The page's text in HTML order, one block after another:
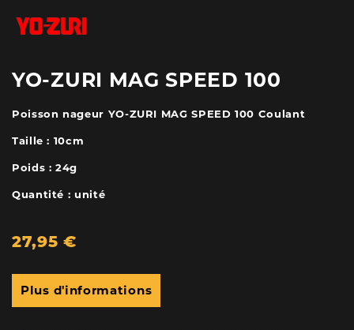
YO-ZURI MAG SPEED 100
Poisson nageur YO-ZURI MAG SPEED 100 Coulant
Taille : 10cm
Poids : 24g
Quantité : unité
27,95 €
Plus d'informations